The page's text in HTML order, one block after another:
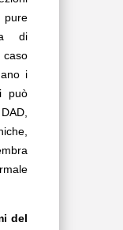
di
caso
i
può
del